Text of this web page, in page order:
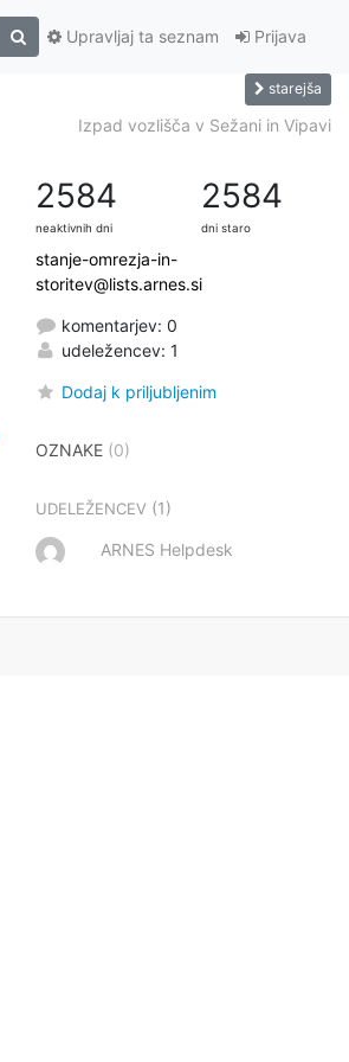
Prijava
Upravljaj ta seznam
starejša
Izpad vozlišča v Sežani in Vipavi
2584
neaktivnih dni
2584
dni staro
stanje-omrezja-in-
storitev@lists.arnes.si
komentarjev: 0
udeležencev: 1
Dodaj k priljubljenim
OZNAKE(0)
UDELEŽENCEV (1)
ARNES Helpdesk